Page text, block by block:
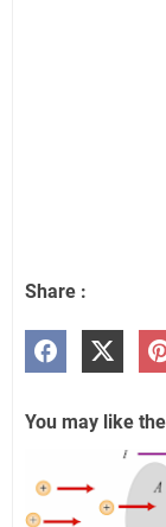
Share :
You may like